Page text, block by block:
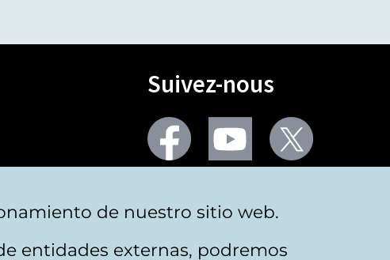
Suivez-nous
Facebook Youtube
de nuestro sitio web.
entidades externas, podremos